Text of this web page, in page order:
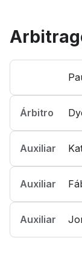
Árbitro
Auxiliar
Auxiliar
Auxiliar